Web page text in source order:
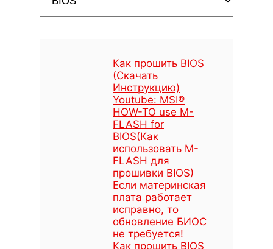
Как прошить BIOS
(Скачать
Инструкцию)
Youtube: MSI®
HOW-TO use M-
FLASH for
BIOS(Как
использовать M-
FLASH для
прошивки BIOS)
Если материнская
плата работает
исправно, то
обновление БИОС
не требуется!
Как прошить BIOS